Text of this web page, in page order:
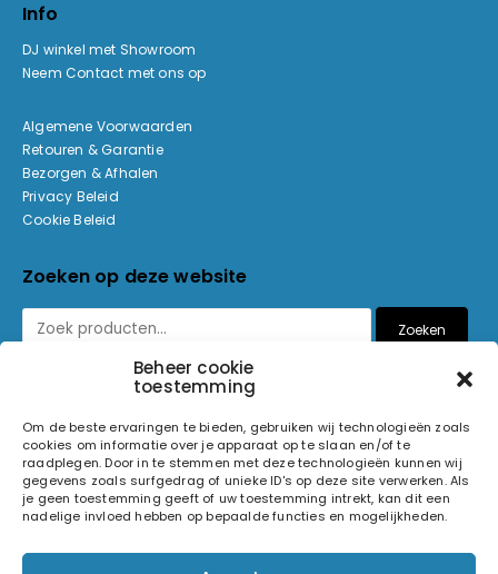
Beheer cookie
toestemming
Om de beste ervaringen te bieden, gebruiken wij technologieën zoals
cookies om informatie over je apparaat op te slaan en/of te
raadplegen. Door in te stemmen met deze technologieën kunnen wij
gegevens zoals surfgedrag of unieke ID's op deze site verwerken. Als
je geen toestemming geeft of uw toestemming intrekt, kan dit een
nadelige invloed hebben op bepaalde functies en mogelijkheden.
Info
DJ winkel met Showroom
Neem Contact met ons op
Algemene Voorwaarden
Retouren & Garantie
Bezorgen & Afhalen
Privacy Beleid
Cookie Beleid
Zoeken op deze website
Zoeken
© 2026 Light and Sound Factory. Alle rechten voorbehouden.